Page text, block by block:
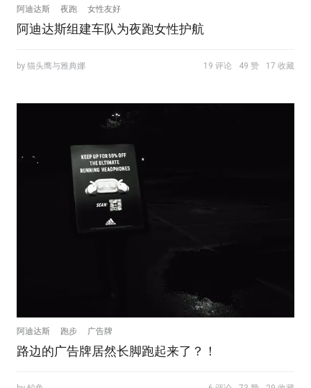
阿迪达斯 夜跑 女性友好
阿迪达斯组建车队为夜跑女性护航
by 猫头鹰与雅典娜 19 评论 49 赞 17 收藏
阿迪达斯 跑步 广告牌
路边的广告牌居然长脚跑起来了？！